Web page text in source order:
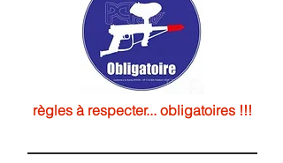
règles à respecter... obligatoires !!!